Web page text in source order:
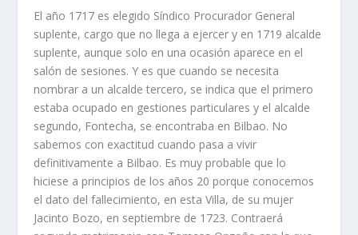
El año 1717 es elegido Síndico Procurador General
suplente, cargo que no llega a ejercer y en 1719 alcalde
suplente, aunque solo en una ocasión aparece en el
salón de sesiones. Y es que cuando se necesita
nombrar a un alcalde tercero, se indica que el primero
estaba ocupado en gestiones particulares y el alcalde
segundo, Fontecha, se encontraba en Bilbao. No
sabemos con exactitud cuando pasa a vivir
definitivamente a Bilbao. Es muy probable que lo
hiciese a principios de los años 20 porque conocemos
el dato del fallecimiento, en esta Villa, de su mujer
Jacinto Bozo, en septiembre de 1723. Contraerá